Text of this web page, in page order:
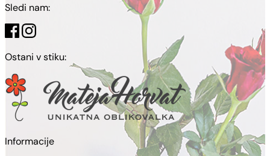
Sledi nam:
Ostani v stiku:
Informacije